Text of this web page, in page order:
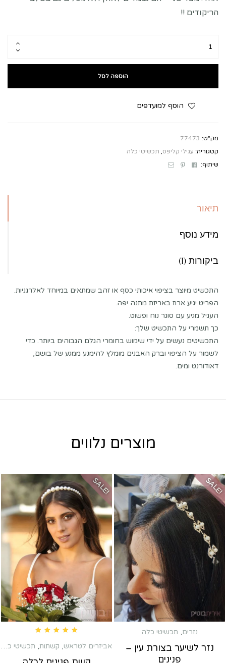
הריקודים !!
הוספה לסל
הוסף למועדפים
מק"ט: 77473
קטגוריה: עגילי קליפס תכשיטי כלה
שיתוף:
Facebook
Pinterest
Email
תיאור
מידע נוסף
ביקורות (1)
התכשיט מיוצר בציפוי איכותי כסף או זהב שמתאים במיוחד לאלרגניות.
הפריט יגיע ארוז באריזת מתנה יפה.
העגיל מגיע עם סוגר נוח ופשוט.
כך תשמרי על התכשיט שלך:
התכשיטים נעשים על ידי שימוש בחומרי הגלם הגבוהים ביותר. כדי
לשמור על הציפוי וברק האבנים מומלץ להימנע ממגע של בושם,
דאודורנט ומים.
מוצרים נלווים
SALE!
נזרים, תכשיטי כלה
נזר לשיער בצורת עין –
פנינים
SALE!
אביזרים לטראש, קשתות, תכשיטי כלה